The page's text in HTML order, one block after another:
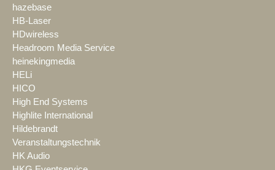
hazebase
HB-Laser
HDwireless
Headroom Media Service
heinekingmedia
HELi
HICO
High End Systems
Highlite International
Hildebrandt
Veranstaltungstechnik
HK Audio